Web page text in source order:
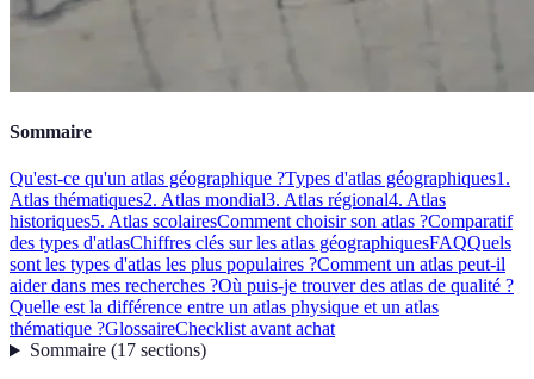
Sommaire
Qu'est-ce qu'un atlas géographique ?Types d'atlas géographiques1.
Atlas thématiques2. Atlas mondial3. Atlas régional4. Atlas
historiques5. Atlas scolairesComment choisir son atlas ?Comparatif
des types d'atlasChiffres clés sur les atlas géographiquesFAQQuels
sont les types d'atlas les plus populaires ?Comment un atlas peut-il
aider dans mes recherches ?Où puis-je trouver des atlas de qualité ?
Quelle est la différence entre un atlas physique et un atlas
thématique ?GlossaireChecklist avant achat
Sommaire(17 sections)